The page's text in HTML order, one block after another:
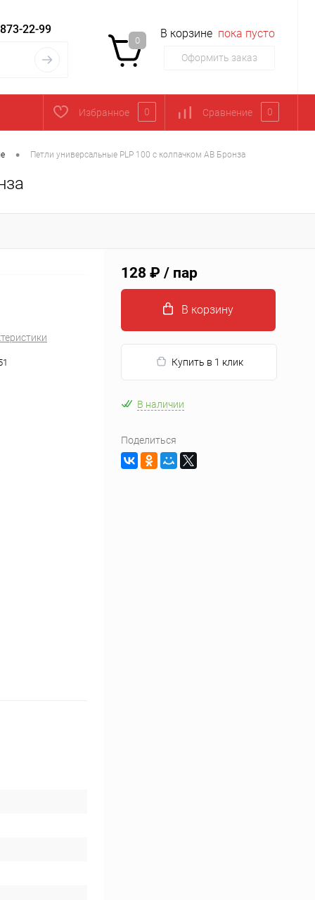
22-99
0
В корзине пока пусто
Оформить заказ
Избранное 0 Сравнение 0
• Петли универсальные PLP 100 с колпачком AB Бронза
128 ₽ / пар
В корзину
Купить в 1 клик
В наличии
Поделиться